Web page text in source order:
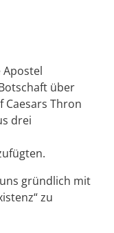
Apostel
über
Caesars Thron
drei
gründlich mit
zu